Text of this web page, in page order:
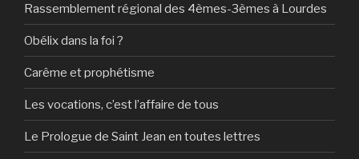
Rassemblement régional des 4èmes-3èmes à Lourdes
Obélix dans la foi ?
Carême et prophétisme
Les vocations, c’est l’affaire de tous
Le Prologue de Saint Jean en toutes lettres